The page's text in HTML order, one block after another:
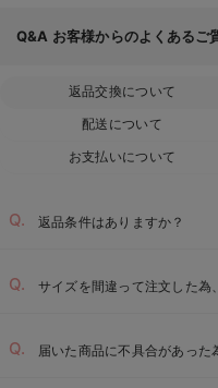
Q&A お客様からのよくあるご
返品交換について
配送について
お支払いについて
返品条件はありますか？
サイズを間違って注文した為
届いた商品に不具合があった